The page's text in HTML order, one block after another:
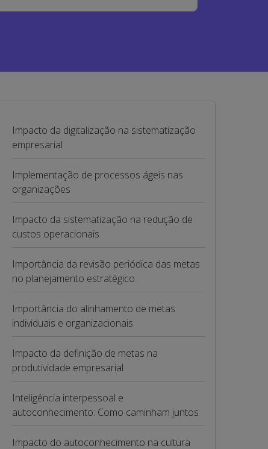
Impacto da digitalização na sistematização
empresarial
Implementação de processos ágeis nas
organizações
Impacto da sistematização na redução de
custos operacionais
Importância da revisão periódica das metas
no planejamento estratégico
Importância do alinhamento de metas
individuais e organizacionais
Impacto da definição de metas na
produtividade empresarial
Inteligência interpessoal e
autoconhecimento: Como caminham juntos
Impacto do autoconhecimento na cultura